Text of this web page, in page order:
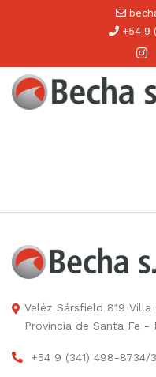
+54 9
Veléz Sársfield 819 Villa
Provincia de Santa Fe -
+54 9 (341) 498-8734/